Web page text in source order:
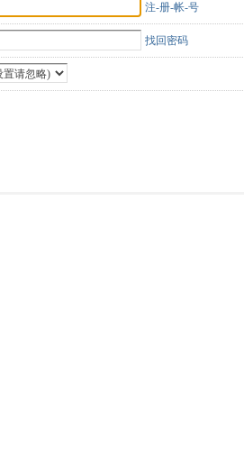
注-册-帐-号
找回密码